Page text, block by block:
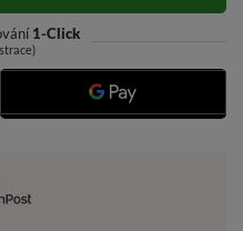
1-Click